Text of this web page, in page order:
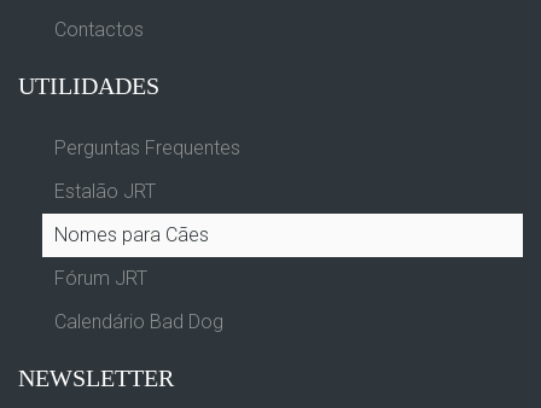
Contactos
UTILIDADES
Perguntas Frequentes
Estalão JRT
Nomes para Cães
Fórum JRT
Calendário Bad Dog
NEWSLETTER